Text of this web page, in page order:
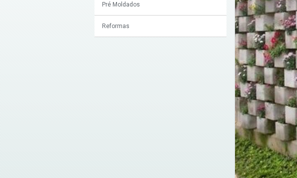
Pré Moldados
Reformas